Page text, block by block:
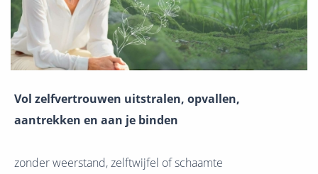
Vol zelfvertrouwen uitstralen, opvallen,
aantrekken en aan je binden
zonder weerstand, zelftwijfel of schaamte